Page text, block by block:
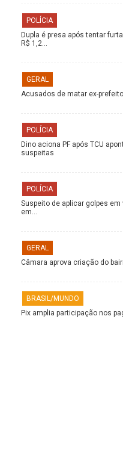
POLÍCIA
Dupla é presa após tentar
R$ 1,2…
GERAL
Acusados de matar ex-
POLÍCIA
Dino aciona PF após TCU
suspeitas
POLÍCIA
Suspeito de aplicar golpes
em…
GERAL
Câmara aprova criação do
BRASIL/MUNDO
Pix amplia participação nos